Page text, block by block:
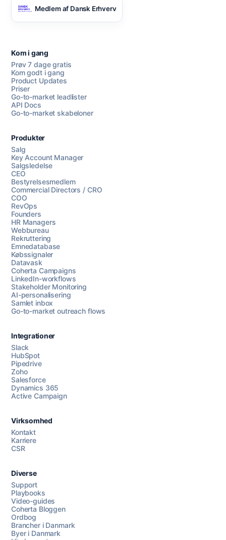
Chat med os
AI Campaign Assist
Medlem af Dansk Erhverv
Kom i gang
Prøv 7 dage gratis
Kom godt i gang
Product Updates
Priser
Go-to-market leadlister
API Docs
Go-to-market skabeloner
Produkter
Salg
Key Account Manager
Salgsledelse
CEO
Bestyrelsesmedlem
Commercial Directors / CRO
COO
RevOps
Founders
HR Managers
Webbureau
Rekruttering
Emnedatabase
Købssignaler
Datavask
Coherta Campaigns
LinkedIn-workflows
Stakeholder Monitoring
AI-personalisering
Samlet inbox
Go-to-market outreach flows
Integrationer
Slack
HubSpot
Pipedrive
Zoho
Salesforce
Dynamics 365
Active Campaign
Virksomhed
Kontakt
Karriere
CSR
Diverse
Support
Playbooks
Video-guides
Coherta Bloggen
Ordbog
Brancher i Danmark
Byer i Danmark